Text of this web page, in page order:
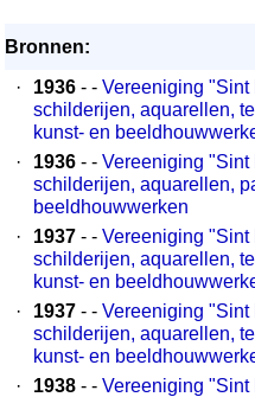
Bronnen:
·
1936 - - Vereeniging "Sint
schilderijen, aquarellen,
kunst- en
·
1936 - - Vereeniging "Sint
schilderijen, aquarellen,
beeldhouwwerken
·
1937 - - Vereeniging "Sint
schilderijen, aquarellen,
kunst- en
·
1937 - - Vereeniging "Sint
schilderijen, aquarellen,
kunst- en
·
1938 - - Vereeniging "Sint